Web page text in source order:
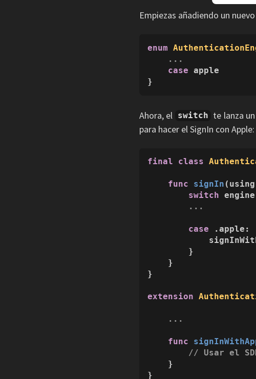
Empiezas añadiendo un nuevo
enum
...
case apple
}
Ahora, el switch te lanza
para hacer el SignIn con Apple:
final class
func signIn ( using
switch
...
case .apple:
        }
    }
}
extension
...
func
// Usar el
    }
}